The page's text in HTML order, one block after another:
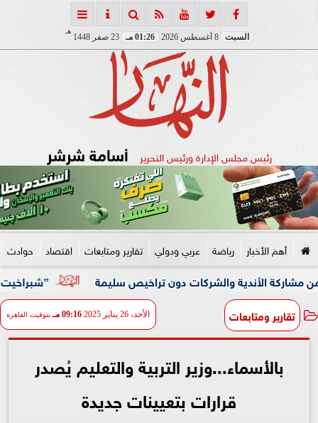
السبت 8 أغسطس 2026 01:26 مـ 23 صفر 1448
هـ
رئيس مجلس الإدارة ورئيس التحرير أسامة شرشر
أهم الأخبار رياضة عربي ودولي تقارير ومتابعات اقتصاد حوادث
”شبراخيت وبدر” ضمن أفضل 10 وحدات محلية على مستوى الجمهورية بالدورة والشركات دون تراخيص سليمة
تقارير ومتابعات الأحد، 26 يناير 2025 09:16 مـ بتوقيت القاهرة
بالأسماء...وزير التربية والتعليم يُصدر
قرارات بتعيينات جديدة